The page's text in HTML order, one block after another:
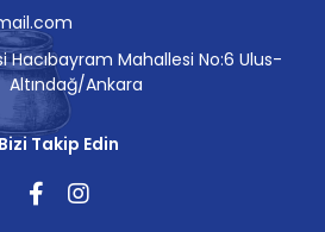
Hacıbayram Mahallesi No:6 Ulus-
Altındağ/Ankara
Bizi Takip Edin